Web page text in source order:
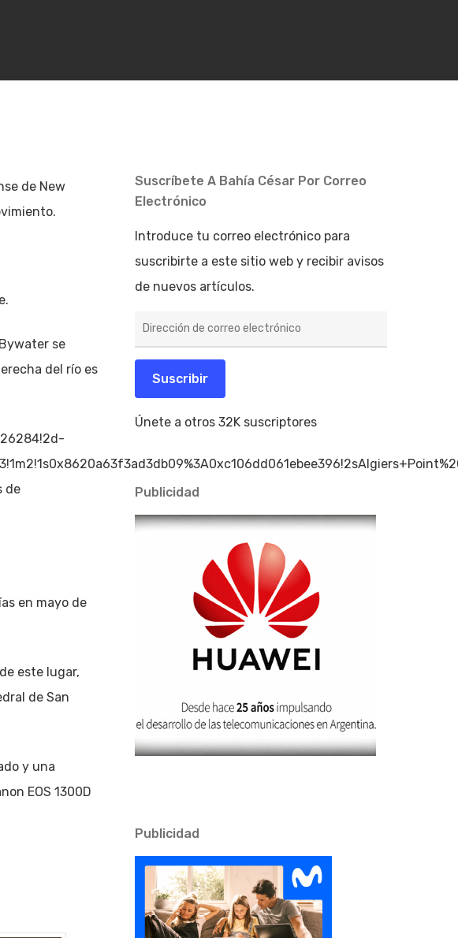
de New
se
del río es
de
en mayo de
este lugar,
de San
y una
EOS 1300D
Suscríbete A Bahía César Por Correo
Electrónico
Introduce tu correo electrónico para
suscribirte a este sitio web y recibir avisos
de nuevos artículos.
de
electrónico
Suscribir
Únete a otros 32K suscriptores
Publicidad
Publicidad